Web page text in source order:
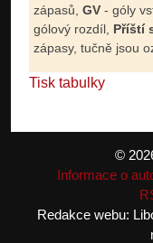
zápasů, GV - góly
gólový rozdíl, Příští
zápasy, tučně jsou
Tisk tabulky
©
Informace o
Redakce webu: